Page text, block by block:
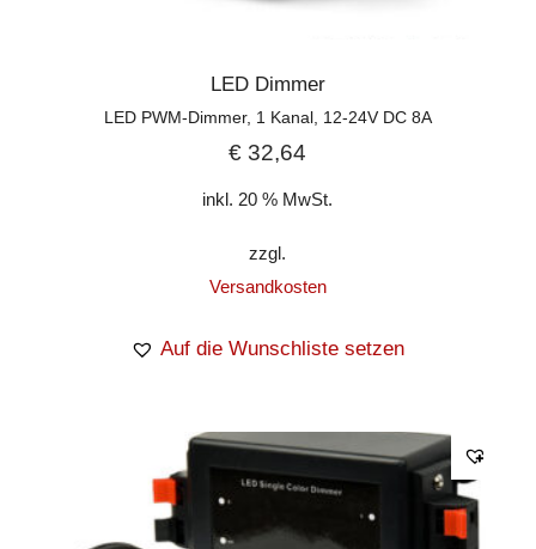
LED Dimmer
LED PWM-Dimmer, 1 Kanal, 12-24V DC 8A
€ 32,64
inkl. 20 % MwSt.
zzgl.
Versandkosten
Auf die Wunschliste setzen